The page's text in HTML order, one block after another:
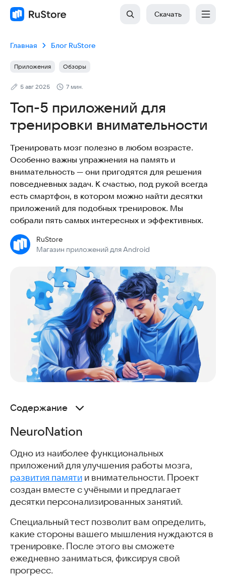
Скачать
Главная Блог RuStore
Приложения Обзоры
5 авг 2025 7 мин.
Топ-5 приложений для
тренировки внимательности
Тренировать мозг полезно в любом возрасте.
Особенно важны упражнения на память и
внимательность — они пригодятся для решения
повседневных задач. К счастью, под рукой всегда
есть смартфон, в котором можно найти десятки
приложений для подобных тренировок. Мы
собрали пять самых интересных и эффективных.
RuStore
Магазин приложений для Android
Содержание
ФизУм: Тренировка памяти
Evo Puzzle – головоломки
Таблица Шульте: скорочтение и тренировка мозга
Приложения для тренировки внимательности
Часто задаваемые вопросы
Интересные статьи
NeuroNation
Одно из наиболее функциональных
приложений для улучшения работы мозга,
развития памяти и внимательности. Проект
создан вместе с учёными и предлагает
десятки персонализированных занятий.
Специальный тест позволит вам определить,
какие стороны вашего мышления нуждаются в
тренировке. После этого вы сможете
ежедневно заниматься, фиксируя свой
прогресс.